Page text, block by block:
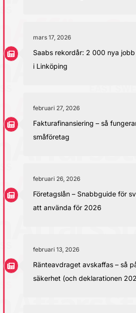
mars 17, 2026
Saabs rekordår: 2 000 nya
i Linköping
februari 27, 2026
Fakturafinansiering – så
småföretag
februari 26, 2026
Företagslån – Snabbguide för
att använda för 2026
februari 13, 2026
Ränteavdraget avskaffas – så
säkerhet (och deklarationen